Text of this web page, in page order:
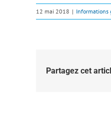
12 mai 2018 | Informations
Partagez cet